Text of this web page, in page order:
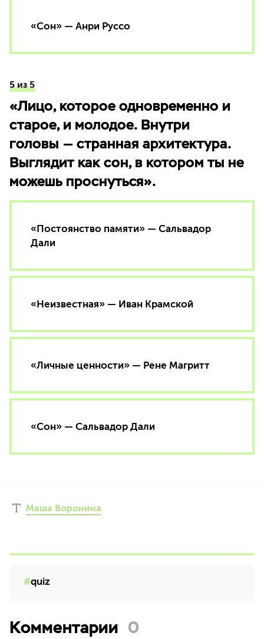
«Сон» — Анри Руссо
5 из 5
«Лицо, которое одновременно и
старое, и молодое. Внутри
головы — странная архитектура.
Выглядит как сон, в котором ты не
можешь проснуться».
«Постоянство памяти» — Сальвадор
Дали
«Неизвестная» — Иван Крамской
«Личные ценности» — Рене Магритт
«Сон» — Сальвадор Дали
Маша Воронина
quiz
Комментарии 0